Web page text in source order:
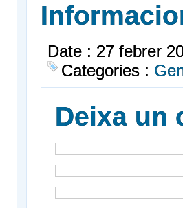
Date : 27 febrer
Categories :
Deixa un